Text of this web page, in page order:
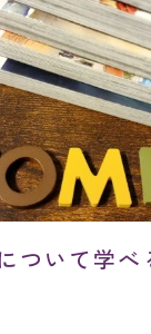
ついて学